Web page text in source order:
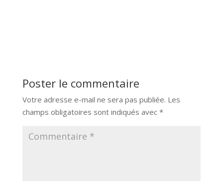
Poster le commentaire
Votre adresse e-mail ne sera pas publiée. Les
champs obligatoires sont indiqués avec *